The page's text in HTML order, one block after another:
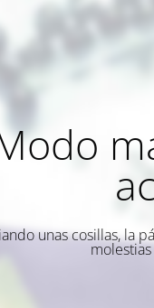
unas cosillas, la